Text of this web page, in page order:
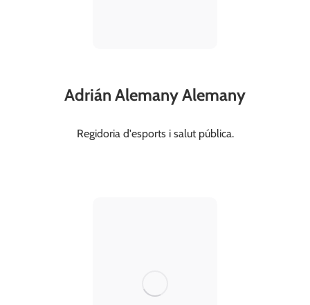
Adrián Alemany Alemany
Regidoria d'esports i salut pública.
social@valldegallinera.es